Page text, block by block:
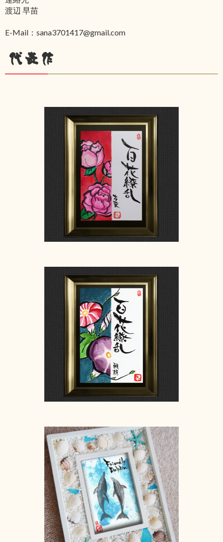
渡辺 早苗
E-Mail：sana3701417@gmail.com
代表作